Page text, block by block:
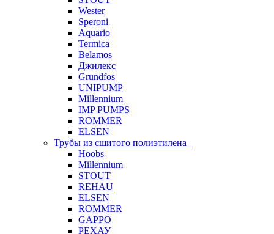
Wester
Speroni
Aquario
Termica
Belamos
Джилекс
Grundfos
UNIPUMP
Millennium
IMP PUMPS
ROMMER
ELSEN
Трубы из сшитого полиэтилена
Hoobs
Millennium
STOUT
REHAU
ELSEN
ROMMER
GAPPO
РЕХАУ